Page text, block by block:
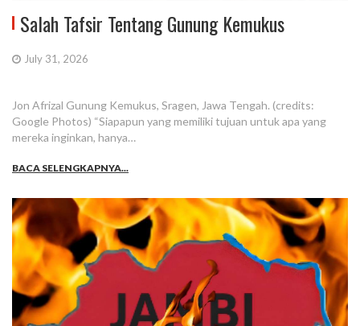
Salah Tafsir Tentang Gunung Kemukus
July 31, 2026
Jon Afrizal Gunung Kemukus, Sragen, Jawa Tengah. (credits:
Google Photos) “Siapapun yang memiliki tujuan untuk apa yang
mereka inginkan, hanya…
BACA SELENGKAPNYA...